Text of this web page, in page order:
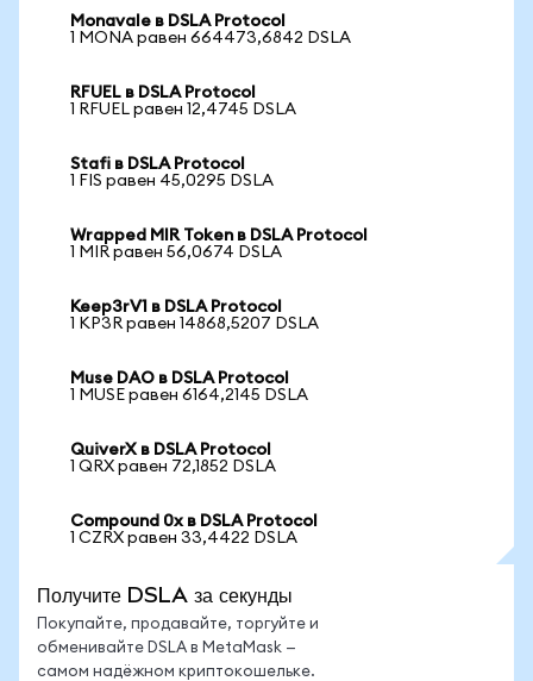
Monavale в DSLA Protocol
1 MONA равен 664473,6842 DSLA
RFUEL в DSLA Protocol
1 RFUEL равен 12,4745 DSLA
Stafi в DSLA Protocol
1 FIS равен 45,0295 DSLA
Wrapped MIR Token в DSLA Protocol
1 MIR равен 56,0674 DSLA
Keep3rV1 в DSLA Protocol
1 KP3R равен 14868,5207 DSLA
Muse DAO в DSLA Protocol
1 MUSE равен 6164,2145 DSLA
QuiverX в DSLA Protocol
1 QRX равен 72,1852 DSLA
Compound 0x в DSLA Protocol
1 CZRX равен 33,4422 DSLA
Получите DSLA за секунды
Покупайте, продавайте, торгуйте и
обменивайте DSLA в MetaMask —
самом надёжном криптокошельке.